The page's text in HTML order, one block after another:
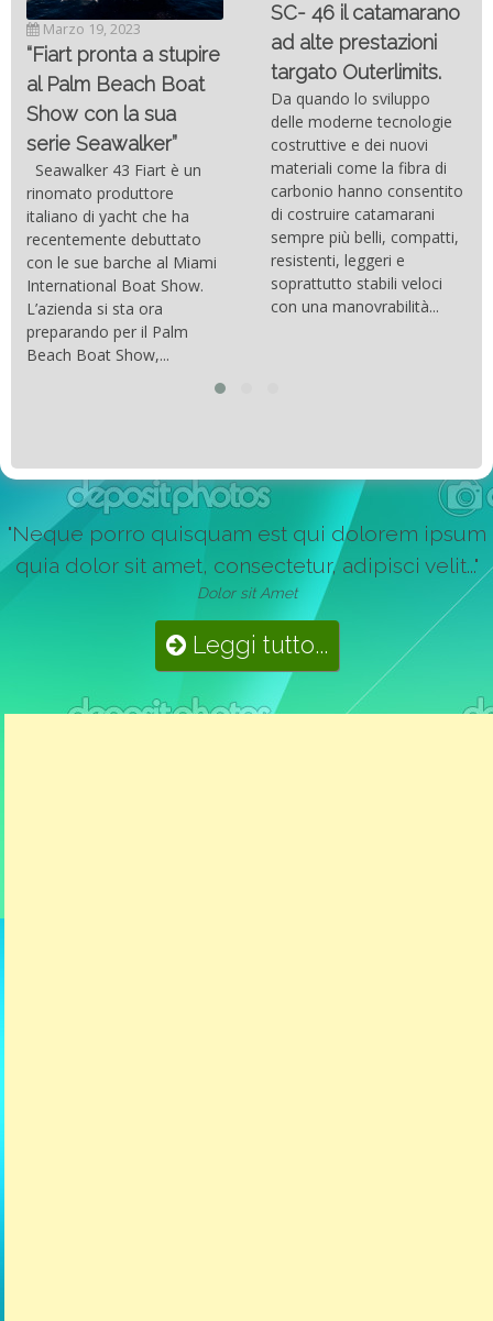
Marzo 19, 2023
“Fiart pronta a stupire
al Palm Beach Boat
Show con la sua
serie Seawalker”
Seawalker 43 Fiart è un
rinomato produttore
italiano di yacht che ha
recentemente debuttato
con le sue barche al Miami
International Boat Show.
L’azienda si sta ora
preparando per il Palm
Beach Boat Show,...
SC- 46 il catamarano
ad alte prestazioni
targato Outerlimits.
Da quando lo sviluppo
delle moderne tecnologie
costruttive e dei nuovi
materiali come la fibra di
carbonio hanno consentito
di costruire catamarani
sempre più belli, compatti,
resistenti, leggeri e
soprattutto stabili veloci
con una manovrabilità...
"Neque porro quisquam est qui dolorem ipsum
quia dolor sit amet, consectetur, adipisci velit..."
Dolor sit Amet
Leggi tutto...